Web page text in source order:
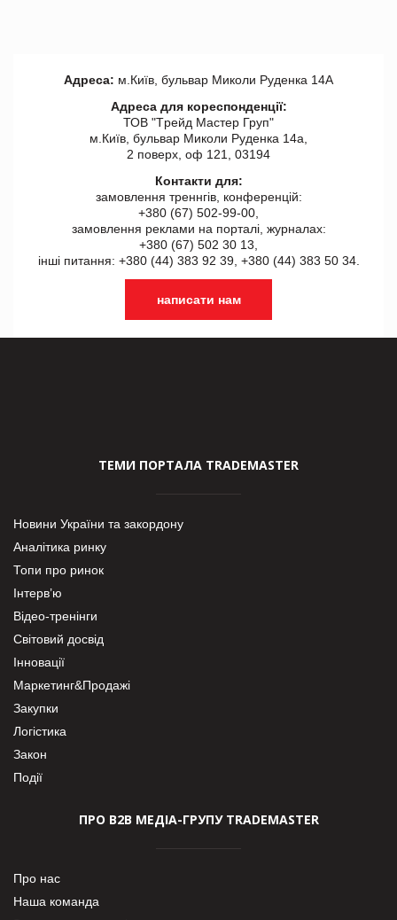
Адреса: м.Київ, бульвар Миколи Руденка 14А
Адреса для кореспонденції:
ТОВ "Tрейд Мастер Груп"
м.Київ, бульвар Миколи Руденка 14а,
2 поверх, оф 121, 03194
Контакти для:
замовлення треннгів, конференцій:
+380 (67) 502-99-00,
замовлення реклами на порталі, журналах:
+380 (67) 502 30 13,
інші питання: +380 (44) 383 92 39, +380 (44) 383 50 34.
написати нам
ТЕМИ ПОРТАЛА TRADEMASTER
Новини України та закордону
Аналітика ринку
Топи про ринок
Інтерв’ю
Відео-тренінги
Світовий досвід
Інновації
Маркетинг&Продажі
Закупки
Логістика
Закон
Події
ПРО В2В МЕДІА-ГРУПУ TRADEMASTER
Про нас
Наша команда